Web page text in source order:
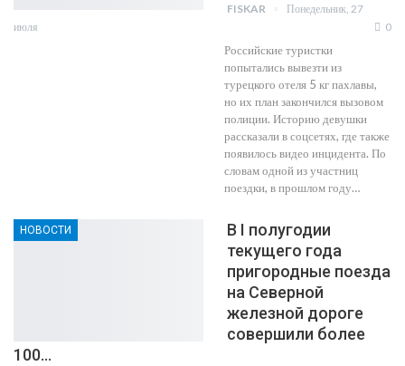
FISKAR
Понедельник, 27
июля
0
Российские туристки
попытались вывезти из
турецкого отеля 5 кг пахлавы,
но их план закончился вызовом
полиции. Историю девушки
рассказали в соцсетях, где также
появилось видео инцидента. По
словам одной из участниц
поездки, в прошлом году…
НОВОСТИ
В I полугодии
текущего года
пригородные поезда
на Северной
железной дороге
совершили более
100…